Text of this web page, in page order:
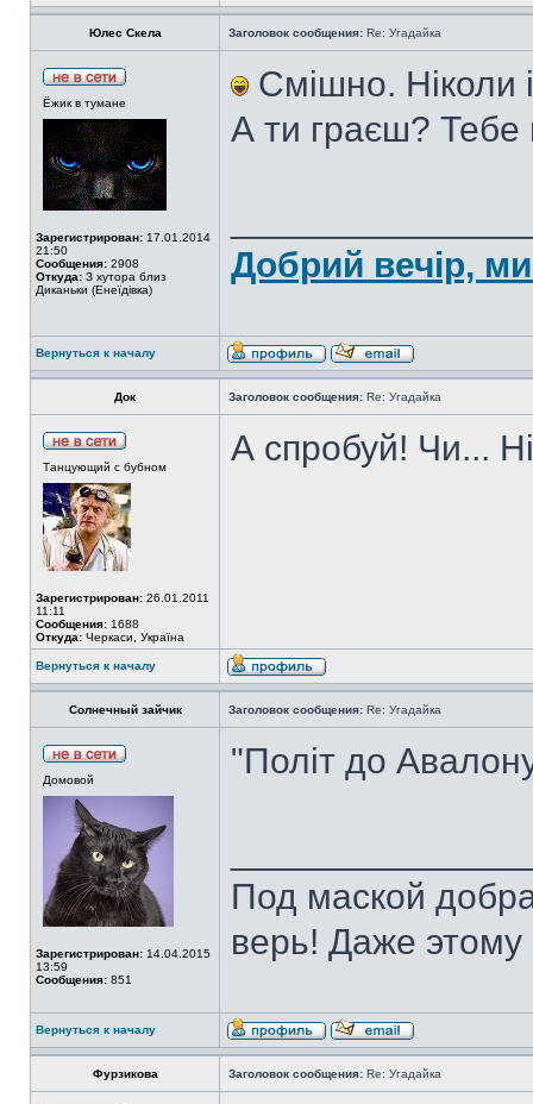
Юлес Скела Заголовок сообщения: Re: Угадайка
Ёжик в тумане
Зарегистрирован: 17.01.2014
21:50
Сообщения: 2908
Откуда: З хутора близ
Диканьки (Енеїдівка)
Смішно. Ніколи
А ти граєш? Тебе
Добрий вечір,
Вернуться к началу
Док Заголовок сообщения: Re: Угадайка
Танцующий с бубном
Зарегистрирован: 26.01.2011
11:11
Сообщения: 1688
Откуда: Черкаси, Україна
А спробуй! Чи...
Вернуться к началу
Солнечный зайчик Заголовок сообщения: Re: Угадайка
Домовой
Зарегистрирован: 14.04.2015
13:59
Сообщения: 851
"Політ до
Под маской
верь! Даже этому
Вернуться к началу
Фурзикова Заголовок сообщения: Re: Угадайка